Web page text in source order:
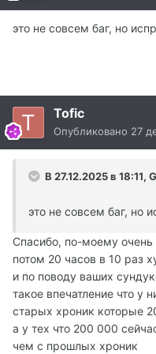
это не совсем баг, но
Tofic
Опубликовано 27
В 27.12.2025 в 18:11,
это не совсем баг, но
Спасибо, по-моему
потом 20 часов в 10 раз
и по поводу ваших
такое впечатление что у
старых хроник которые
а у тех что 200 000
чем с прошлых хроник